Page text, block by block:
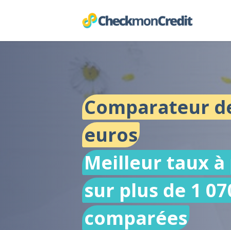
Comparateur
euros
Meilleur taux à
sur plus de 1
comparées